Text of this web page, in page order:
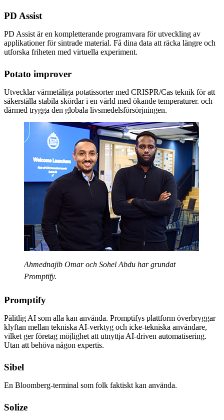
PD Assist
PD Assist är en kompletterande programvara för utveckling av
applikationer för sintrade material. Få dina data att räcka längre och
utforska friheten med virtuella experiment.
Potato improver
Utvecklar värmetåliga potatissorter med CRISPR/Cas teknik för att
säkerställa stabila skördar i en värld med ökande temperaturer. och
därmed trygga den globala livsmedelsförsörjningen.
Ahmednajib Omar och Sohel Abdu har grundat
Promptify.
Promptify
Pålitlig AI som alla kan använda. Promptifys plattform överbryggar
klyftan mellan tekniska AI-verktyg och icke-tekniska användare,
vilket ger företag möjlighet att utnyttja AI-driven automatisering.
Utan att behöva någon expertis.
Sibel
En Bloomberg-terminal som folk faktiskt kan använda.
Solize